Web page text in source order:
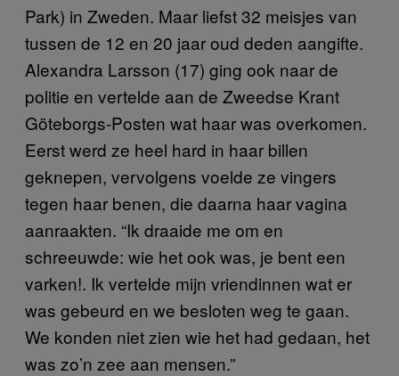
Park) in Zweden. Maar liefst 32 meisjes van
tussen de 12 en 20 jaar oud deden aangifte.
Alexandra Larsson (17) ging ook naar de
politie en vertelde aan de Zweedse Krant
Göteborgs-Posten wat haar was overkomen.
Eerst werd ze heel hard in haar billen
geknepen, vervolgens voelde ze vingers
tegen haar benen, die daarna haar vagina
aanraakten. “Ik draaide me om en
schreeuwde: wie het ook was, je bent een
varken!. Ik vertelde mijn vriendinnen wat er
was gebeurd en we besloten weg te gaan.
We konden niet zien wie het had gedaan, het
was zo’n zee aan mensen.”